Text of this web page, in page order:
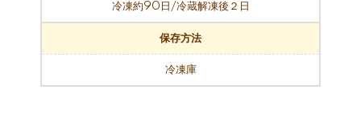
冷凍約90日/冷蔵解凍後２日
保存方法
冷凍庫